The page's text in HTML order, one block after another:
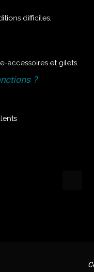
difficiles.
accessoires et gilets.
?